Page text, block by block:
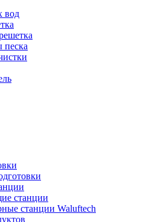
вод
песка
станции
станции Waluftech